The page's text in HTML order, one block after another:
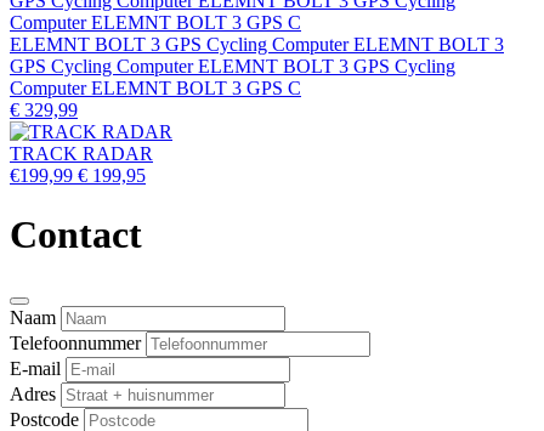
ELEMNT BOLT 3 GPS Cycling Computer ELEMNT BOLT 3
GPS Cycling Computer ELEMNT BOLT 3 GPS Cycling
Computer ELEMNT BOLT 3 GPS C
€ 329,99
TRACK RADAR
€199,99 € 199,95
Contact
Naam
Telefoonnummer
E-mail
Adres
Postcode